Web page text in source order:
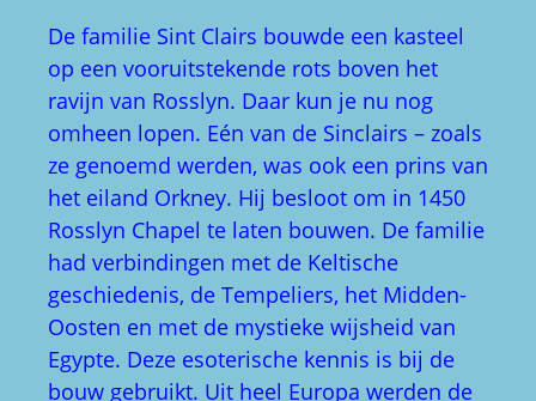
De familie Sint Clairs bouwde een kasteel
op een vooruitstekende rots boven het
ravijn van Rosslyn. Daar kun je nu nog
omheen lopen. Eén van de Sinclairs – zoals
ze genoemd werden, was ook een prins van
het eiland Orkney. Hij besloot om in 1450
Rosslyn Chapel te laten bouwen. De familie
had verbindingen met de Keltische
geschiedenis, de Tempeliers, het Midden-
Oosten en met de mystieke wijsheid van
Egypte. Deze esoterische kennis is bij de
bouw gebruikt. Uit heel Europa werden de